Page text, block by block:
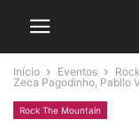
Início Eventos
Zeca Pagodinho, Pabllo
Rock The Mountain